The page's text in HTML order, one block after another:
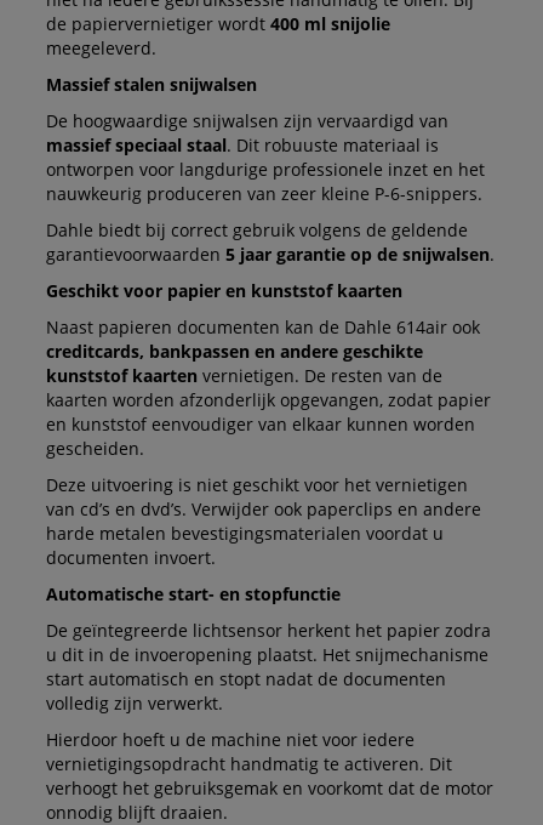
de papiervernietiger wordt 400 ml snijolie
meegeleverd.
Massief stalen snijwalsen
De hoogwaardige snijwalsen zijn vervaardigd van
massief speciaal staal. Dit robuuste materiaal is
ontworpen voor langdurige professionele inzet en het
nauwkeurig produceren van zeer kleine P-6-snippers.
Dahle biedt bij correct gebruik volgens de geldende
garantievoorwaarden 5 jaar garantie op de snijwalsen.
Geschikt voor papier en kunststof kaarten
Naast papieren documenten kan de Dahle 614air ook
creditcards, bankpassen en andere geschikte
kunststof kaarten vernietigen. De resten van de
kaarten worden afzonderlijk opgevangen, zodat papier
en kunststof eenvoudiger van elkaar kunnen worden
gescheiden.
Deze uitvoering is niet geschikt voor het vernietigen
van cd’s en dvd’s. Verwijder ook paperclips en andere
harde metalen bevestigingsmaterialen voordat u
documenten invoert.
Automatische start- en stopfunctie
De geïntegreerde lichtsensor herkent het papier zodra
u dit in de invoeropening plaatst. Het snijmechanisme
start automatisch en stopt nadat de documenten
volledig zijn verwerkt.
Hierdoor hoeft u de machine niet voor iedere
vernietigingsopdracht handmatig te activeren. Dit
verhoogt het gebruiksgemak en voorkomt dat de motor
onnodig blijft draaien.